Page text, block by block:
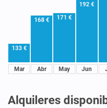
133 €
Mar
168 €
Abr
171 €
May
192 €
Jun
Alquileres